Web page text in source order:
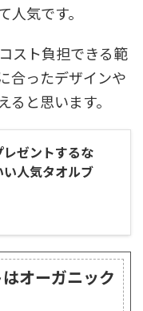
気です。
スト負担できる範
合ったデザインや
と思います。
ゼントするな
人気タオルブ
オーガニック